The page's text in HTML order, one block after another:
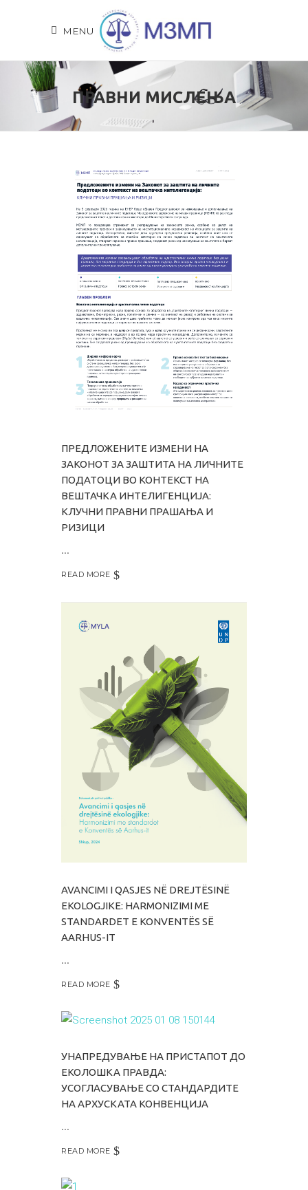
MENU
ПРАВНИ МИСЛЕЊА
ПРЕДЛОЖЕНИТЕ ИЗМЕНИ НА
ЗАКОНОТ ЗА ЗАШТИТА НА ЛИЧНИТЕ
ПОДАТОЦИ ВО КОНТЕКСТ НА
ВЕШТАЧКА ИНТЕЛИГЕНЦИЈА:
КЛУЧНИ ПРАВНИ ПРАШАЊА И
РИЗИЦИ
READ MORE
AVANCIMI I QASJES NË DREJTËSINË
EKOLOGJIKE: HARMONIZIMI ME
STANDARDET E KONVENTËS SË
AARHUS-IT
READ MORE
УНАПРЕДУВАЊЕ НА ПРИСТАПОТ ДО
ЕКОЛОШКА ПРАВДА:
УСОГЛАСУВАЊЕ СО СТАНДАРДИТЕ
НА АРХУСКАТА КОНВЕНЦИЈА
READ MORE